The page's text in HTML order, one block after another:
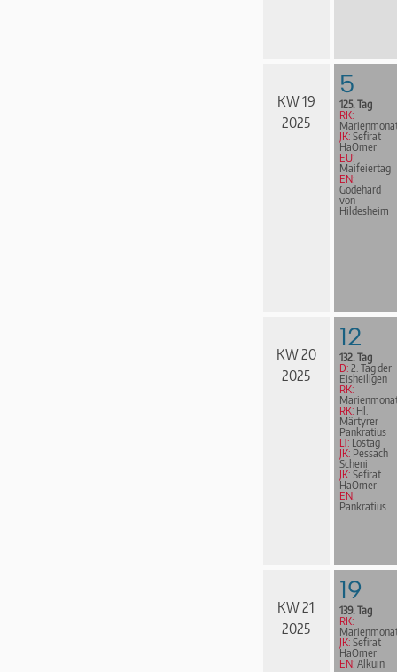
KW 19
2025
5
125. Tag
RK:
JK: Sefirat
HaOmer
EU:
Maifeiertag
EN:
Godehard
von
Hildesheim
KW 20
2025
12
132. Tag
D: 2. Tag der
Eisheiligen
RK:
RK: Hl.
Märtyrer
Pankratius
LT: Lostag
JK: Pessach
Scheni
JK: Sefirat
HaOmer
EN:
Pankratius
KW 21
2025
19
139. Tag
RK:
JK: Sefirat
HaOmer
EN: Alkuin